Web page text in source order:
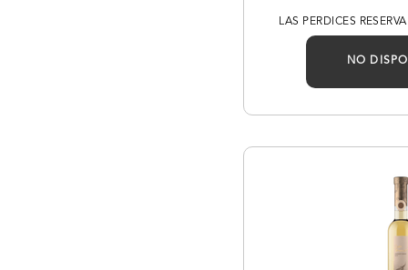
LAS PERDICES
NO